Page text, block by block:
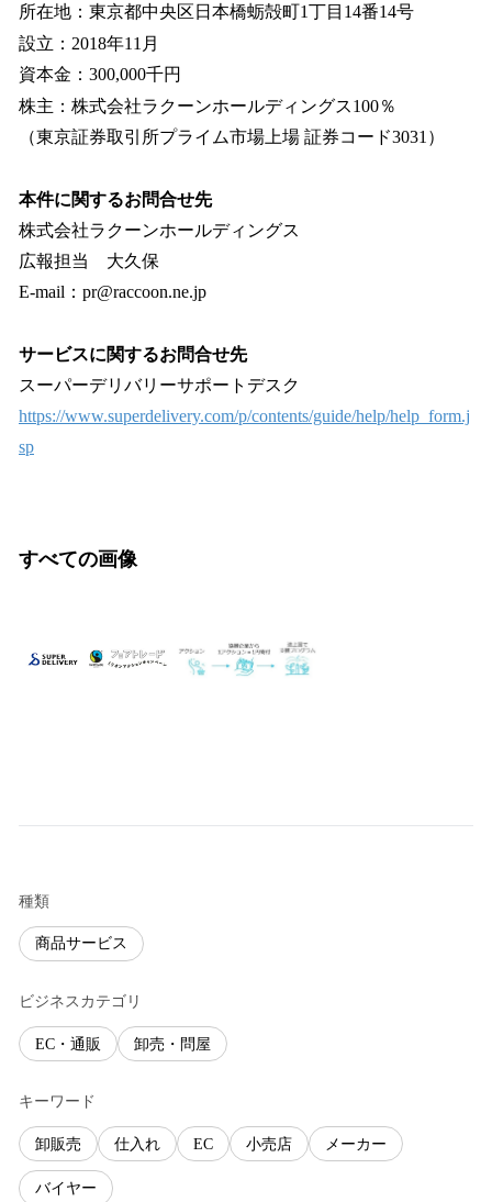
所在地：東京都中央区日本橋蛎殻町1丁目14番14号
設立：2018年11月
資本金：300,000千円
株主：株式会社ラクーンホールディングス100％
（東京証券取引所プライム市場上場 証券コード3031）
本件に関するお問合せ先
株式会社ラクーンホールディングス
広報担当 大久保
E-mail：pr@raccoon.ne.jp
サービスに関するお問合せ先
スーパーデリバリーサポートデスク
https://www.superdelivery.com/p/contents/guide/help/help_form.j
sp
すべての画像
種類
商品サービス
ビジネスカテゴリ
EC・通販 卸売・問屋
キーワード
卸販売 仕入れ EC 小売店 メーカー
バイヤー